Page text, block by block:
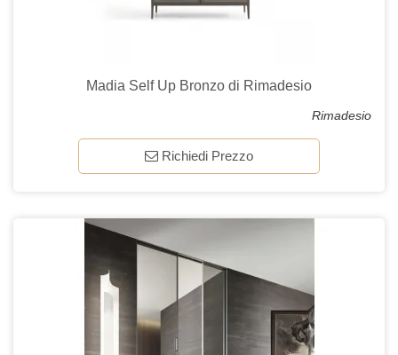
Madia Self Up Bronzo di Rimadesio
Rimadesio
Richiedi Prezzo